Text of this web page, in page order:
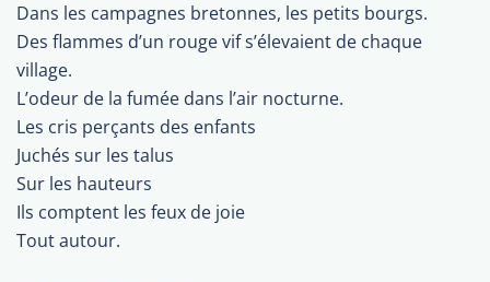
Dans les campagnes bretonnes, les petits bourgs.
Des flammes d’un rouge vif s’élevaient de chaque
village.
L’odeur de la fumée dans l’air nocturne.
Les cris perçants des enfants
Juchés sur les talus
Sur les hauteurs
Ils comptent les feux de joie
Tout autour.